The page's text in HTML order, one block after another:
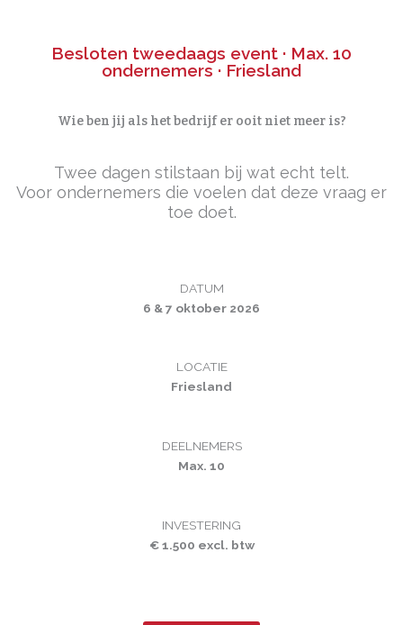
Besloten tweedaags event · Max. 10
ondernemers · Friesland
Wie ben jij als het bedrijf er ooit niet meer is?
Twee dagen stilstaan bij wat echt telt.
Voor ondernemers die voelen dat deze vraag er
toe doet.
DATUM
6 & 7 oktober 2026
LOCATIE
Friesland
DEELNEMERS
Max. 10
INVESTERING
€ 1.500 excl. btw